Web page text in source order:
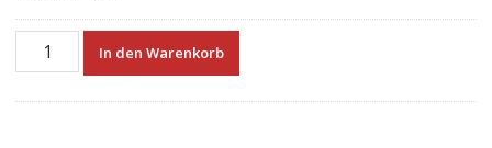
Neuer
Akku
In den Warenkorb